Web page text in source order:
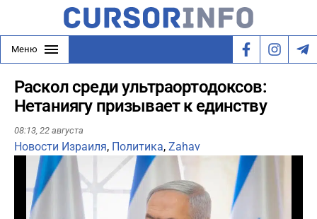
Меню
Раскол среди ультраортодоксов:
Нетаниягу призывает к единству
08:13, 22 августа
Новости Израиля, Политика, Zahav